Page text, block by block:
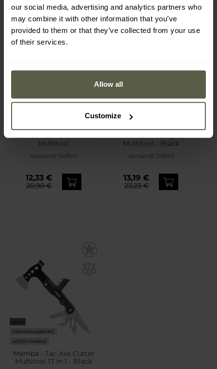
our social media, advertising and analytics partners who
may combine it with other information that you’ve
provided to them or that they’ve collected from your use
of their services.
Allow all
Customize
SALE
Mamba Tac - Clever 11in1
Multitool
Versand: Sofort
12,33 €
20,90 €
SALE
PERSONALISIERUNG
Mamba - Tac Agile
Multitool - Black
Versand: Sofort
13,19 €
23,23 €
SALE
PERSONALISIERUNG
LETZTE CHANCE
Mamba - Tac Axe Cutter
Multitool 17 in 1 - Black